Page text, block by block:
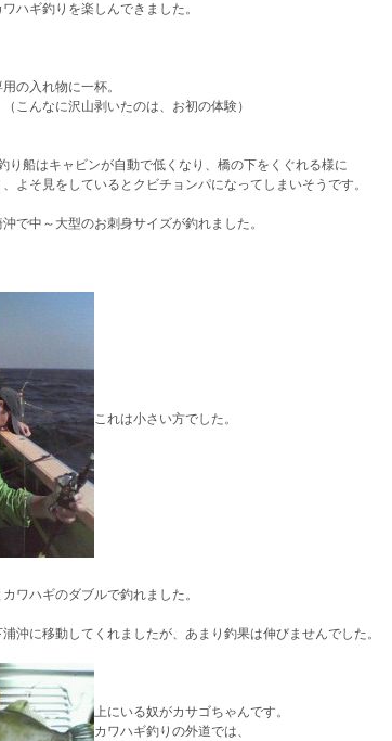
ハギ釣りを楽しんできました。
の入れ物に一杯。
こんなに沢山剥いたのは、お初の体験）
り船はキャビンが自動で低くなり、橋の下をくぐれる様に
よそ見をしているとクビチョンパになってしまいそうです。
で中～大型のお刺身サイズが釣れました。
これは小さい方でした。
ワハギのダブルで釣れました。
沖に移動してくれましたが、あまり釣果は伸びませんでした。
上にいる奴がカサゴちゃんです。
カワハギ釣りの外道では、